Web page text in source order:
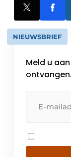
NIEUWSBRIEF
Meld u
ontvangen.